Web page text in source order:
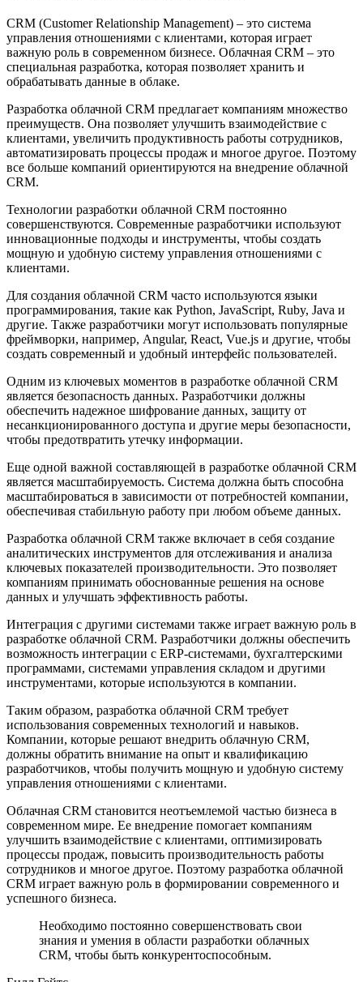
CRM (Customer Relationship Management) – это система
управления отношениями с клиентами, которая играет
важную роль в современном бизнесе. Облачная CRM – это
специальная разработка, которая позволяет хранить и
обрабатывать данные в облаке.
Разработка облачной CRM предлагает компаниям множество
преимуществ. Она позволяет улучшить взаимодействие с
клиентами, увеличить продуктивность работы сотрудников,
автоматизировать процессы продаж и многое другое. Поэтому
все больше компаний ориентируются на внедрение облачной
CRM.
Технологии разработки облачной CRM постоянно
совершенствуются. Современные разработчики используют
инновационные подходы и инструменты, чтобы создать
мощную и удобную систему управления отношениями с
клиентами.
Для создания облачной CRM часто используются языки
программирования, такие как Python, JavaScript, Ruby, Java и
другие. Также разработчики могут использовать популярные
фреймворки, например, Angular, React, Vue.js и другие, чтобы
создать современный и удобный интерфейс пользователей.
Одним из ключевых моментов в разработке облачной CRM
является безопасность данных. Разработчики должны
обеспечить надежное шифрование данных, защиту от
несанкционированного доступа и другие меры безопасности,
чтобы предотвратить утечку информации.
Еще одной важной составляющей в разработке облачной CRM
является масштабируемость. Система должна быть способна
масштабироваться в зависимости от потребностей компании,
обеспечивая стабильную работу при любом объеме данных.
Разработка облачной CRM также включает в себя создание
аналитических инструментов для отслеживания и анализа
ключевых показателей производительности. Это позволяет
компаниям принимать обоснованные решения на основе
данных и улучшать эффективность работы.
Интеграция с другими системами также играет важную роль в
разработке облачной CRM. Разработчики должны обеспечить
возможность интеграции с ERP-системами, бухгалтерскими
программами, системами управления складом и другими
инструментами, которые используются в компании.
Таким образом, разработка облачной CRM требует
использования современных технологий и навыков.
Компании, которые решают внедрить облачную CRM,
должны обратить внимание на опыт и квалификацию
разработчиков, чтобы получить мощную и удобную систему
управления отношениями с клиентами.
Облачная CRM становится неотъемлемой частью бизнеса в
современном мире. Ее внедрение помогает компаниям
улучшить взаимодействие с клиентами, оптимизировать
процессы продаж, повысить производительность работы
сотрудников и многое другое. Поэтому разработка облачной
CRM играет важную роль в формировании современного и
успешного бизнеса.
Необходимо постоянно совершенствовать свои
знания и умения в области разработки облачных
CRM, чтобы быть конкурентоспособным.